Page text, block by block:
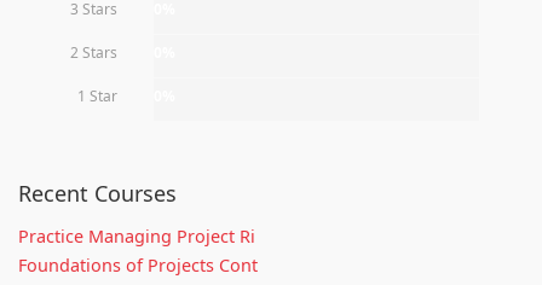
3 Stars
2 Stars
1 Star
Recent Courses
Practice Managing Project Ri
Foundations of Projects Cont